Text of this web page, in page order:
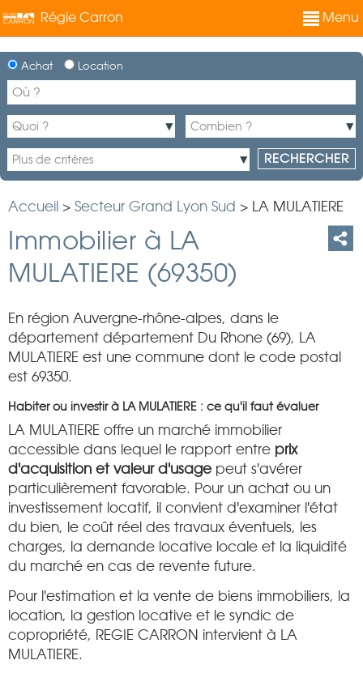
Régie Carron Menu
Achat Location
Accueil > Secteur Grand Lyon Sud > LA MULATIERE
Immobilier à LA
MULATIERE (69350)
En région Auvergne-rhône-alpes, dans le
département département Du Rhone (69), LA
MULATIERE est une commune dont le code postal
est 69350.
Habiter ou investir à LA MULATIERE : ce qu'il faut évaluer
LA MULATIERE offre un marché immobilier
accessible dans lequel le rapport entre prix
d'acquisition et valeur d'usage peut s'avérer
particulièrement favorable. Pour un achat ou un
investissement locatif, il convient d'examiner l'état
du bien, le coût réel des travaux éventuels, les
charges, la demande locative locale et la liquidité
du marché en cas de revente future.
Pour l'estimation et la vente de biens immobiliers, la
location, la gestion locative et le syndic de
copropriété, REGIE CARRON intervient à LA
MULATIERE.